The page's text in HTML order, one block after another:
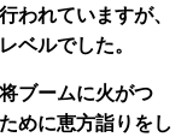
われていますが、
ベルでした。
ブームに火がつ
めに恵方詣りをし